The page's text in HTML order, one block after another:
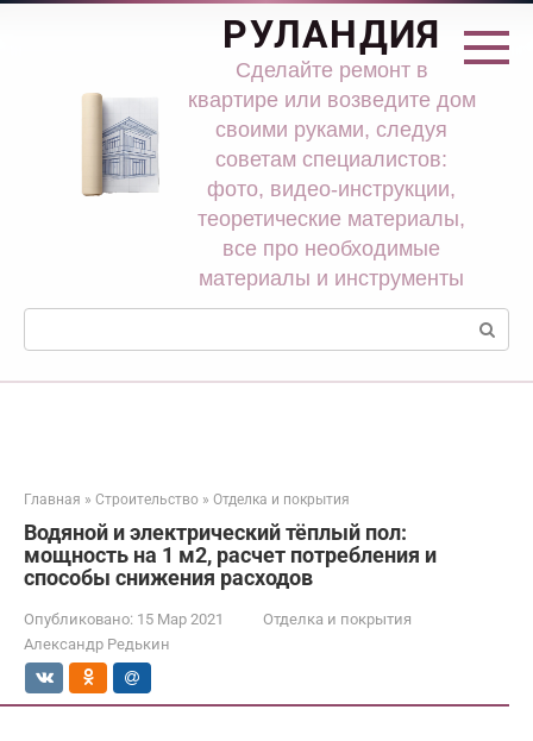
Перейти
РУЛАНДИЯ
Сделайте ремонт в
квартире или возведите дом
своими руками, следуя
советам специалистов:
фото, видео-инструкции,
теоретические материалы,
все про необходимые
материалы и инструменты
Поиск:
Главная » Строительство » Отделка и покрытия
Водяной и электрический тёплый пол:
мощность на 1 м2, расчет потребления и
способы снижения расходов
Опубликовано: 15 Мар 2021
Отделка и покрытия
Александр Редькин